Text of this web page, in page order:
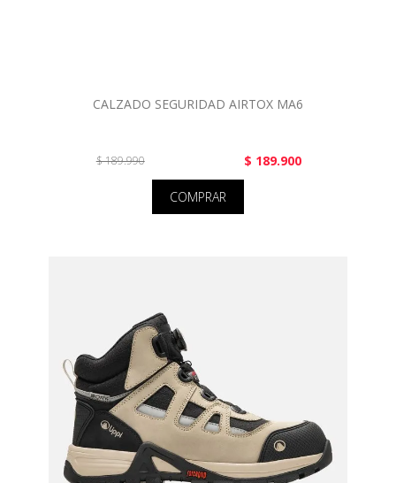
CALZADO SEGURIDAD AIRTOX MA6
$ 189.990 $ 189.900
COMPRAR